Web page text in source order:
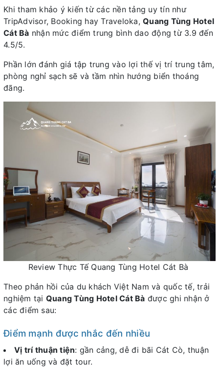
Khi tham khảo ý kiến từ các nền tảng uy tín như
TripAdvisor, Booking hay Traveloka, Quang Tùng Hotel
Cát Bà nhận mức điểm trung bình dao động từ 3.9 đến
4.5/5.
Phần lớn đánh giá tập trung vào lợi thế vị trí trung tâm,
phòng nghỉ sạch sẽ và tầm nhìn hướng biển thoáng
đãng.
Review Thực Tế Quang Tùng Hotel Cát Bà
Theo phản hồi của du khách Việt Nam và quốc tế, trải
nghiệm tại Quang Tùng Hotel Cát Bà được ghi nhận ở
các điểm sau:
Điểm mạnh được nhắc đến nhiều
Vị trí thuận tiện: gần cảng, dễ đi bãi Cát Cò, thuận
lợi ăn uống và đặt tour.